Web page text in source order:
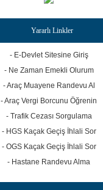
Yararlı Linkler
- E-Devlet Sitesine Giriş
- Ne Zaman Emekli Olurum
- Araç Muayene Randevu Al
- Araç Vergi Borcunu Öğrenin
- Trafik Cezası Sorgulama
- HGS Kaçak Geçiş İhlali Sor
- OGS Kaçak Geçiş İhlali Sor
- Hastane Randevu Alma